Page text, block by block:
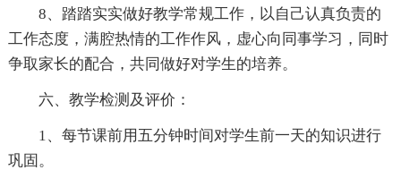
8、踏踏实实做好教学常规工作，以自己认真负责的
工作态度，满腔热情的工作作风，虚心向同事学习，同时
争取家长的配合，共同做好对学生的培养。
六、教学检测及评价：
1、每节课前用五分钟时间对学生前一天的知识进行
巩固。